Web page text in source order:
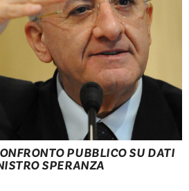
PUBBLICO SU DATI
SPERANZA